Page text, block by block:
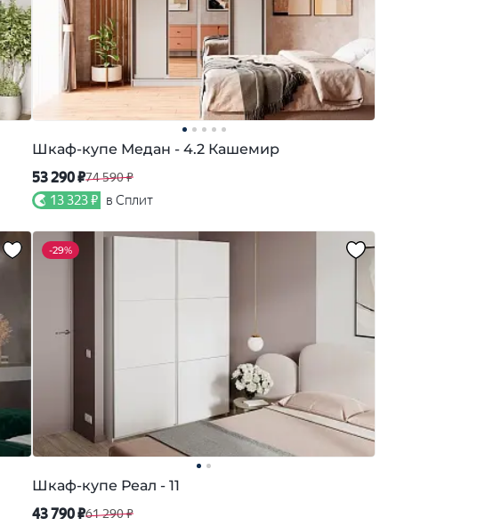
Шкаф-купе Медан - 4.2 Кашемир
53 290 ₽74 590 ₽
13 323 ₽ в Сплит
-29%
Шкаф-купе Реал - 11
43 790 ₽61 290 ₽